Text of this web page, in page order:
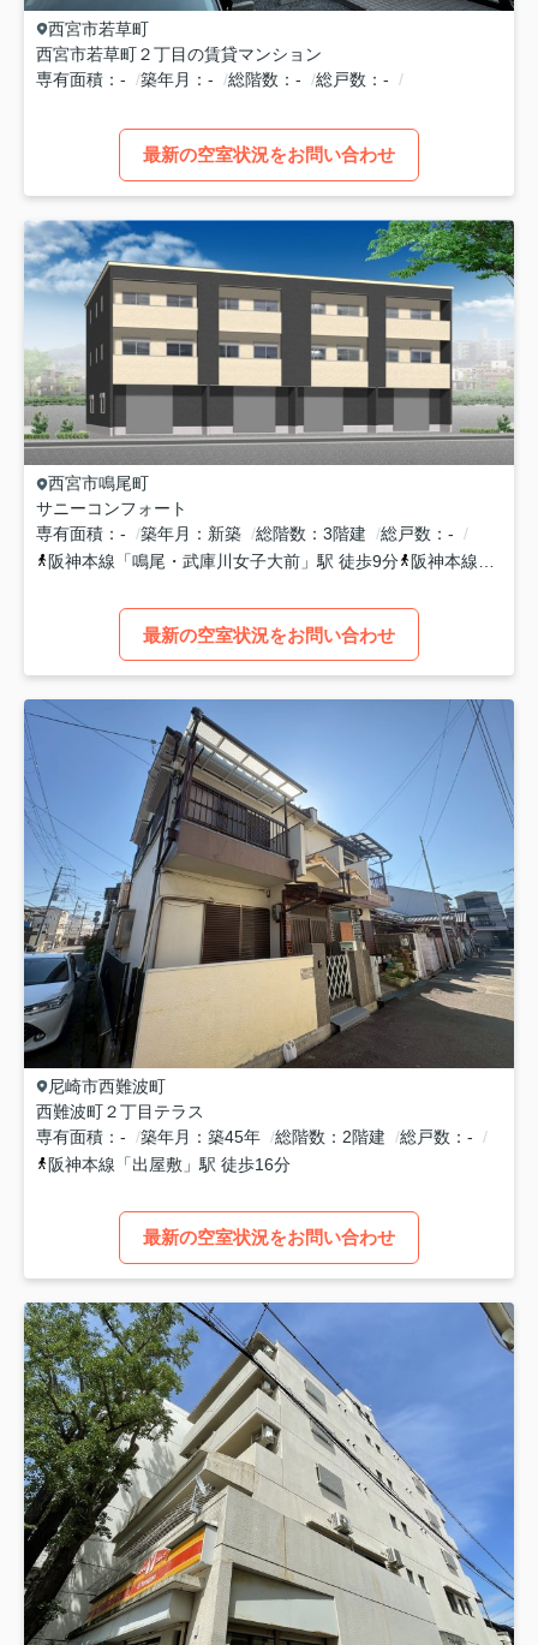
西宮市若草町
西宮市若草町２丁目の賃貸マンション
専有面積
- 築年月 - 総階数 - 総戸数 -
最新の空室状況をお問い合わせ
西宮市鳴尾町
サニーコンフォート
専有面積
- 築年月 新築 総階数 3階建 総戸数
-
阪神本線 「鳴尾・武庫川女子大前 」駅 徒歩9分 阪神本線「
最新の空室状況をお問い合わせ
尼崎市西難波町
西難波町２丁目テラス
専有面積
- 築年月 築45年 総階数 2階建 総戸数
-
阪神本線 「出屋敷 」駅 徒歩16分
最新の空室状況をお問い合わせ